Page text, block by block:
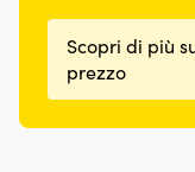
Scopri di più
prezzo